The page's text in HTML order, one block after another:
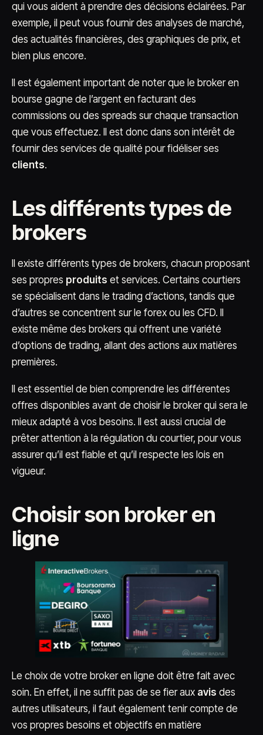
qui vous aident à prendre des décisions éclairées. Par
exemple, il peut vous fournir des analyses de marché,
des actualités financières, des graphiques de prix, et
bien plus encore.
Il est également important de noter que le broker en
bourse gagne de l’argent en facturant des
commissions ou des spreads sur chaque transaction
que vous effectuez. Il est donc dans son intérêt de
fournir des services de qualité pour fidéliser ses
clients.
Les différents types de
brokers
Il existe différents types de brokers, chacun proposant
ses propres produits et services. Certains courtiers
se spécialisent dans le trading d’actions, tandis que
d’autres se concentrent sur le forex ou les CFD. Il
existe même des brokers qui offrent une variété
d’options de trading, allant des actions aux matières
premières.
Il est essentiel de bien comprendre les différentes
offres disponibles avant de choisir le broker qui sera le
mieux adapté à vos besoins. Il est aussi crucial de
prêter attention à la régulation du courtier, pour vous
assurer qu’il est fiable et qu’il respecte les lois en
vigueur.
Choisir son broker en
ligne
Le choix de votre broker en ligne doit être fait avec
soin. En effet, il ne suffit pas de se fier aux avis des
autres utilisateurs, il faut également tenir compte de
vos propres besoins et objectifs en matière